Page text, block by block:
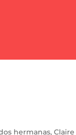
hermanas,